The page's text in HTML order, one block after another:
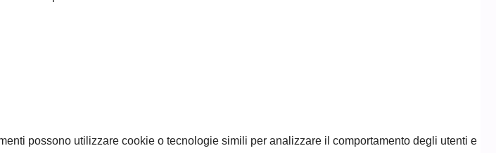
possono utilizzare cookie o tecnologie simili per analizzare il comportamento degli utenti e